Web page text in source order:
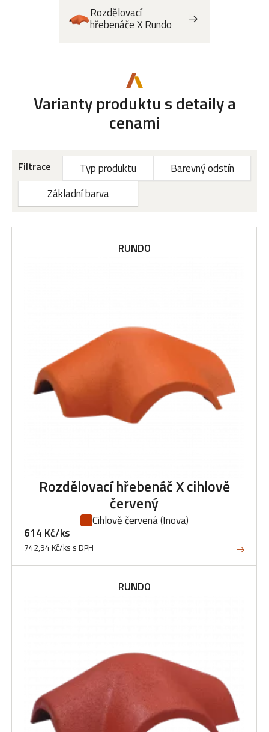
Rozdělovací
hřebenáče X Rundo
Varianty produktu s detaily a
cenami
Filtrace Typ produktu
Barevný odstín
Základní barva
RUNDO
Rozdělovací hřebenáč X cihlově
červený
Cihlově červená(Inova)
614 Kč/ks
742,94 Kč/ks s DPH
RUNDO